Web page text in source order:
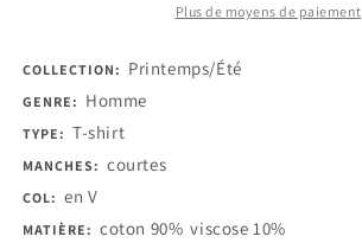
Plus de moyens de paiement
COLLECTION: Printemps/Été
GENRE: Homme
TYPE: T-shirt
MANCHES: courtes
COL: en V
MATIÈRE: coton 90% viscose 10%